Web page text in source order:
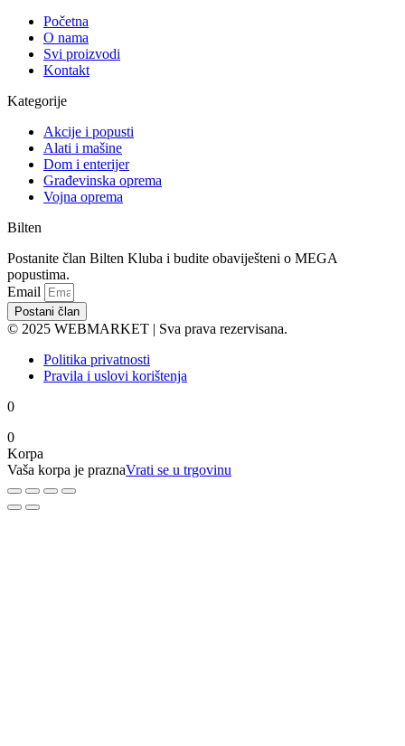
Početna
O nama
Svi proizvodi
Kontakt
Kategorije
Akcije i popusti
Alati i mašine
Dom i enterijer
Građevinska oprema
Vojna oprema
Bilten
Postanite član Bilten Kluba i budite obaviješteni o MEGA
popustima.
Email
Postani član
© 2025 WEBMARKET | Sva prava rezervisana.
Politika privatnosti
Pravila i uslovi korištenja
0
0
Korpa
Vaša korpa je praznaVrati se u trgovinu